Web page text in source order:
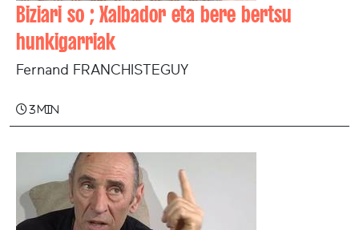
Biziari so ; Xalbador eta bere bertsu
hunkigarriak
Fernand FRANCHISTEGUY
3 min